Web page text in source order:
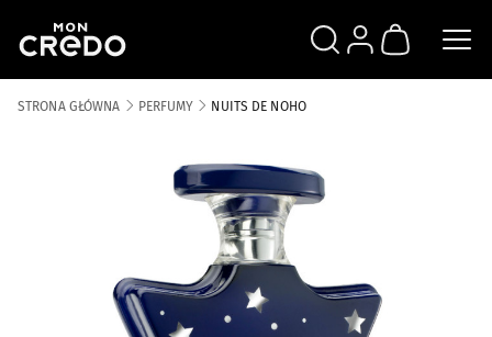
SZUKAJZALOGUJ SIĘ
KOSZYK
STRONA GŁÓWNA PERFUMY NUITS DE NOHO